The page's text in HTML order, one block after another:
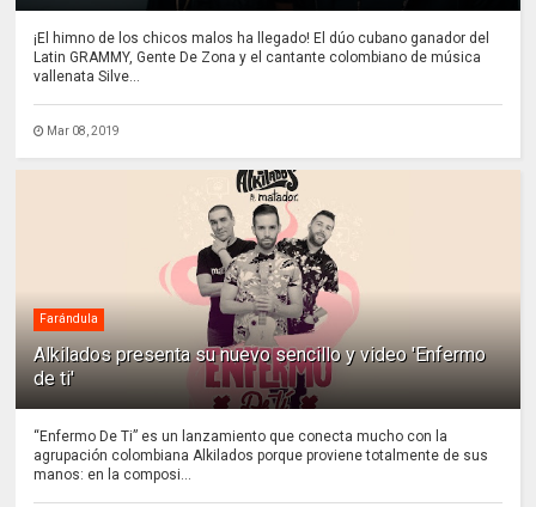
¡El himno de los chicos malos ha llegado! El dúo cubano ganador del
Latin GRAMMY, Gente De Zona y el cantante colombiano de música
vallenata Silve...
Mar 08, 2019
Farándula
Alkilados presenta su nuevo sencillo y video 'Enfermo
de ti'
“Enfermo De Ti” es un lanzamiento que conecta mucho con la
agrupación colombiana Alkilados porque proviene totalmente de sus
manos: en la composi...